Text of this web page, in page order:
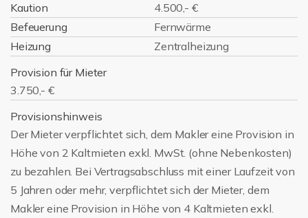
Kaution
4.500,- €
Befeuerung
Fernwärme
Heizung
Zentralheizung
Provision für Mieter
3.750,- €
Provisionshinweis
Der Mieter verpflichtet sich, dem Makler eine Provision in
Höhe von 2 Kaltmieten exkl. MwSt. (ohne Nebenkosten)
zu bezahlen. Bei Vertragsabschluss mit einer Laufzeit von
5 Jahren oder mehr, verpflichtet sich der Mieter, dem
Makler eine Provision in Höhe von 4 Kaltmieten exkl.